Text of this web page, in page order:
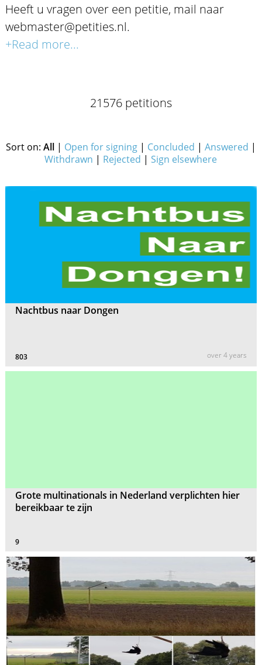
Heeft u vragen over een petitie, mail naar
webmaster@petities.nl.
+Read more...
21576 petitions
Sort on: All| Open for signing| Concluded | Answered |
Withdrawn | Rejected |Sign elsewhere
Nachtbus naar Dongen
803 over 4 years
Grote multinationals in Nederland verplichten hier
bereikbaar te zijn
9